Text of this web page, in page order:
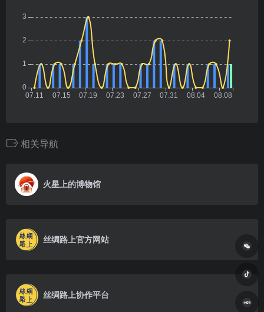
相关导航
火星上的博物馆
丝绸路上官方网站
丝绸路上协作平台